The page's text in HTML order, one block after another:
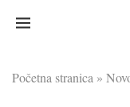
Početna stranica »